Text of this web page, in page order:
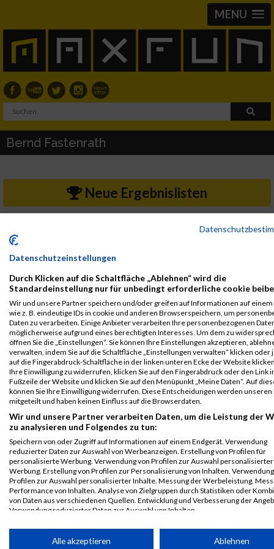
MENU
Bernd Fastenrath
Neue Ergebnislisten
Veranstaltung Stnr Name
Red Bull 400
Titisee/Neustadt
2.Heat Männer
184 Bernd Fastenrath 1984 GER
Red Bull 400
Titisee/Neustadt
Heat Männer
Gesamt
184 Bernd Fastenrath 1984 GER
Legende:
GPos = Geschlechter Position, KPos = Kategorie Position, TPos =
Disqualifiziert
Datenschutzeinstellungen
Durch Klicken auf die Schaltfläche „Ablehnen“ wird die
Standardeinstellung nur für unbedingt erforderliche cookie
Wir und unsere Partner speichern und/oder greifen auf Informationen auf einem
wie z. B. eindeutige IDs in cookie und anderen Browserspeichern, um
Daten zu verarbeiten. Einige Anbieter verarbeiten Ihre personenbezogenen
möglicherweise aufgrund eines berechtigten Interesses. Um dem zu
öffnen Sie die „Einstellungen“. Sie können Ihre Einstellungen akzeptieren,
verwalten, indem Sie auf die Schaltfläche „Einstellungen verwalten“ klicken oder
auf die Fingerabdruck-Schaltfläche in der linken unteren Ecke der Website
Ihre Einwilligung zu widerrufen, klicken Sie auf den Fingerabdruck oder den Link
Fußzeile der Website und klicken Sie auf den Menüpunkt „Meine Daten“. Auf
können Sie Ihre Einwilligung widerrufen. Diese Entscheidungen werden
mitgeteilt und haben keinen Einfluss auf die Browserdaten.
Wir und unsere Partner verarbeiten Daten, um die Leistung der
zu analysieren und Folgendes zu tun:
Speichern von oder Zugriff auf Informationen auf einem Endgerät. Verwendung
reduzierter Daten zur Auswahl von Werbeanzeigen. Erstellung von Profilen für
personalisierte Werbung. Verwendung von Profilen zur Auswahl personalisierter
Werbung. Erstellung von Profilen zur Personalisierung von Inhalten.
Profilen zur Auswahl personalisierter Inhalte. Messung der Werbeleistung.
Performance von Inhalten. Analyse von Zielgruppen durch Statistiken oder
von Daten aus verschiedenen Quellen. Entwicklung und Verbesserung der
Verwendung reduzierter Daten zur Auswahl von Inhalten.
werden.
Ihre Einwilligung und die cookie Richtlinie gelten ausschließlich für diese
Alle akzeptieren Ablehnen